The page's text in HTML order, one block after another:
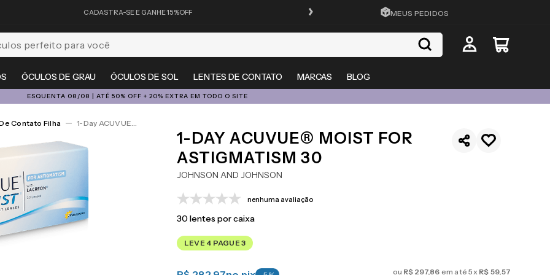
CADASTRA-SE E GANHE 15%OFF FRETE GRÁTIS EM TODO O SITE
MEUS PEDIDOS
ÓCULOS DE GRAU ÓCULOS DE SOL LENTES DE CONTATO MARCAS BLOG
para você
ESQUENTA 08/08 | ATÉ 50% OFF + 20% EXTRA EM TODO O SITE
Contato Filha 1-Day ACUVUE® Moist For Astigmatism 30
1-DAY ACUVUE® MOIST FOR
ASTIGMATISM 30
JOHNSON AND JOHNSON
nenhuma avaliação
30lentes por caixa
LEVE 4 PAGUE 3
ou R$ 297,86 em até5x R$ 59,57